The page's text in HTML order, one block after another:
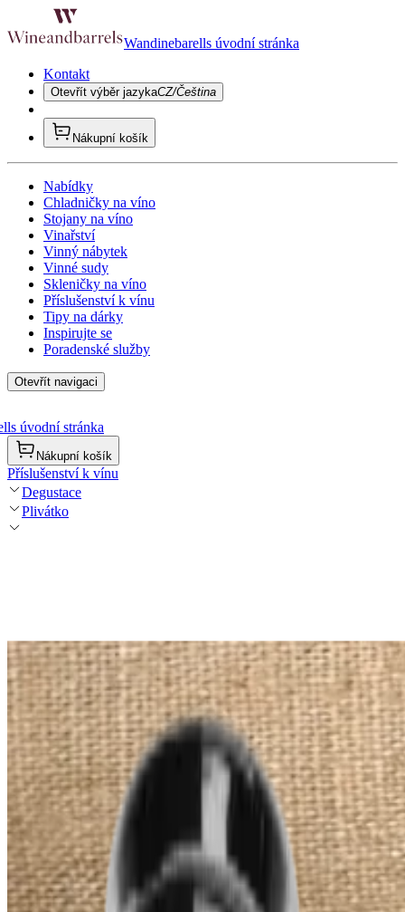
Wandinebarells úvodní stránka
Kontakt
Otevřít výběr jazykaCZ/Čeština
Nákupní košík
Nabídky
Chladničky na víno
Stojany na víno
Vinařství
Vinný nábytek
Vinné sudy
Skleničky na víno
Příslušenství k vínu
Tipy na dárky
Inspirujte se
Poradenské služby
Otevřít navigaci
úvodní stránka
Nákupní košík
Příslušenství k vínu
Degustace
Plivátko